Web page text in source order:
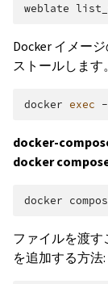
weblate
Docker イメー
ストールします。
docker exec
docker-
docker
docker
ファイルを渡
を追加する方法: